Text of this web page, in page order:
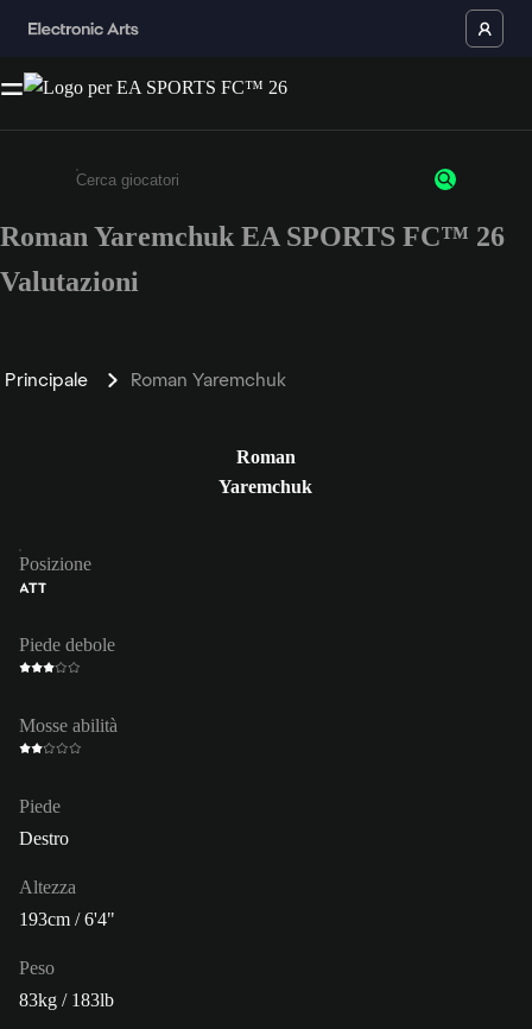
Inserisci un minimo di 3 caratteri o numeri.
Roman Yaremchuk EA SPORTS FC™ 26
Valutazioni
Principale Roman Yaremchuk
Roman
Yaremchuk
Posizione
ATT
Piede debole
Mosse abilità
Piede
Destro
Altezza
193cm / 6'4"
Peso
83kg / 183lb